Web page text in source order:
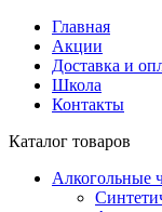
Главная
Акции
Доставка и
Школа
Контакты
Каталог товаров
Алкогольные